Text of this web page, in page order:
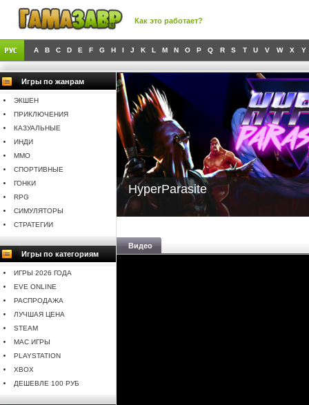
Как это работает?
A B C D E F G H I J K L M N O P Q R S T U V W X Y
Игры по жанрам
ЭКШЕН
ПРИКЛЮЧЕНИЯ
КАЗУАЛЬНЫЕ
ИНДИ
MMO
СПОРТИВНЫЕ
ГОНКИ
RPG
СИМУЛЯТОРЫ
СТРАТЕГИИ
Игры по категориям
ИГРЫ 2026 ГОДА
EVE ONLINE
РАСПРОДАЖА
ЛУЧШАЯ ЦЕНА
STEAM
MAC ИГРЫ
PLAYSTATION
XBOX
ДЕШЕВЛЕ 100 РУБ
HyperParasite
Видео